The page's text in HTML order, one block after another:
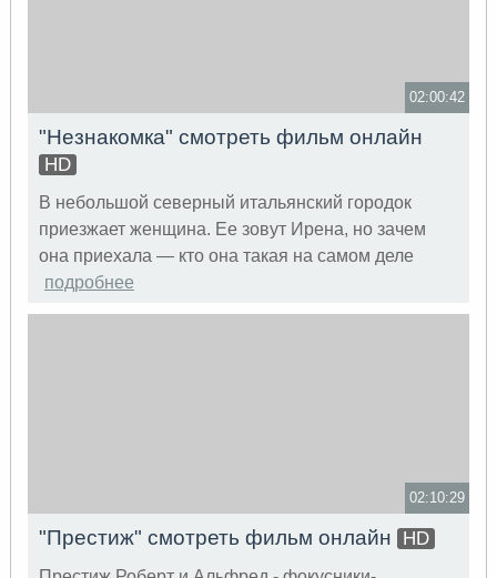
02:00:42
"Незнакомка" смотреть фильм онлайн
HD
В небольшой северный итальянский городок
приезжает женщина. Ее зовут Ирена, но зачем
она приехала — кто она такая на самом деле
подробнее
02:10:29
"Престиж" смотреть фильм онлайн HD